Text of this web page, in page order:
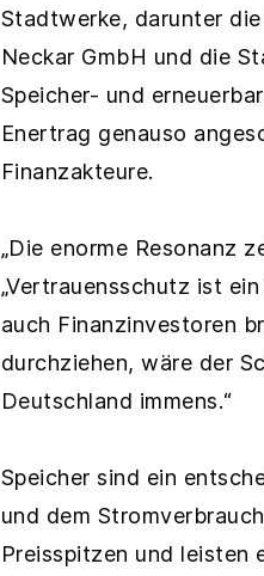
Stadtwerke, darunter
Neckar GmbH und die
Speicher- und
Enertrag genauso
Finanzakteure.
„Die enorme Resonanz
„Vertrauensschutz ist
auch Finanzinvestoren
durchziehen, wäre der
Deutschland immens.“
Speicher sind ein
und dem
Preisspitzen und leisten